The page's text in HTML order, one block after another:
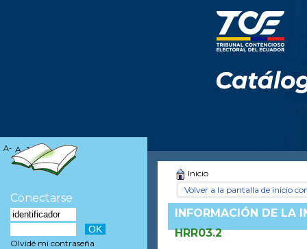
Inicio
Volver a la pantalla de inicio
INFORMACIÓN DE LA
HRR03.2
A- A A+
Conectarse
Olvidé mi contraseña